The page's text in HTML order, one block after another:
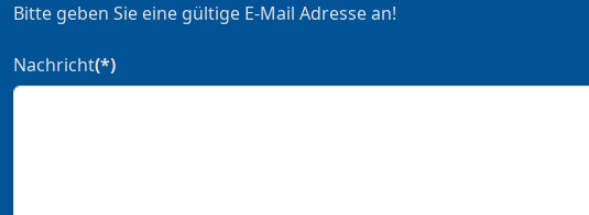
Bitte geben Sie eine gültige E-Mail Adresse an!
Nachricht(*)